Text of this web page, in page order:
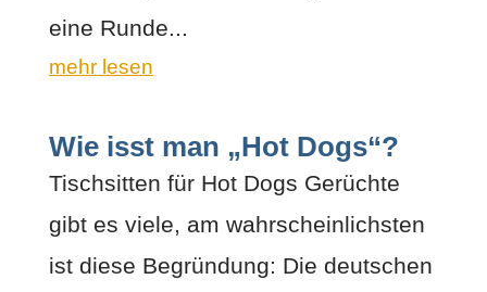
eine Runde...
mehr lesen
Wie isst man „Hot Dogs“?
Tischsitten für Hot Dogs Gerüchte
gibt es viele, am wahrscheinlichsten
ist diese Begründung: Die deutschen